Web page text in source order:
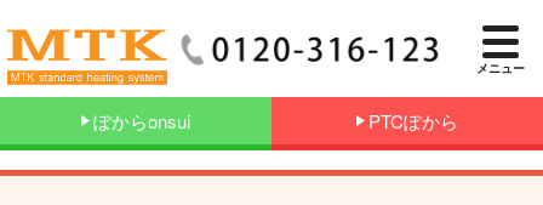
ぽからonsui PTCぽから
メニュー